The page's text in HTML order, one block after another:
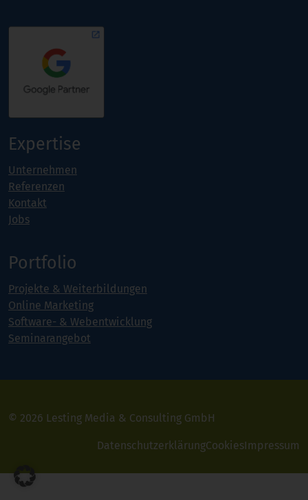
Expertise
Unternehmen
Referenzen
Kontakt
Jobs
Portfolio
Projekte & Weiterbildungen
Online Marketing
Software- & Webentwicklung
Seminarangebot
© 2026 Lesting Media & Consulting GmbH
DatenschutzerklärungCookiesImpressum